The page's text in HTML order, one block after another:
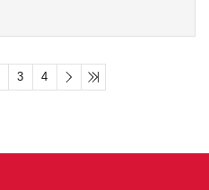
3 4